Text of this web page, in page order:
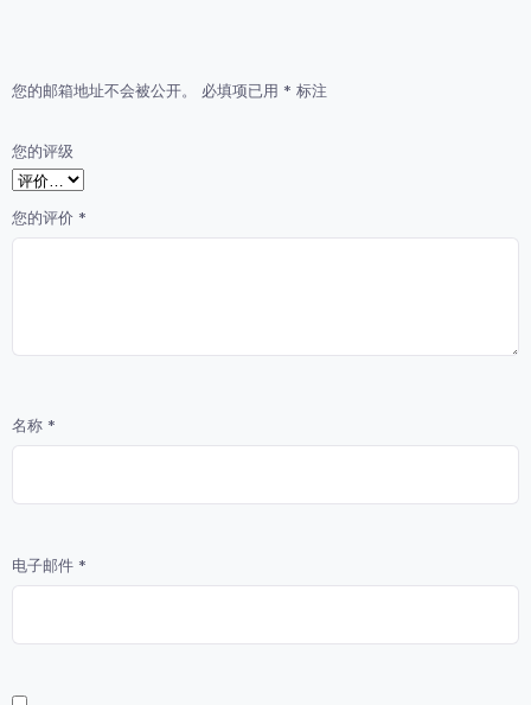
您的邮箱地址不会被公开。 必填项已用 * 标注
您的评级
您的评价 *
名称 *
电子邮件 *